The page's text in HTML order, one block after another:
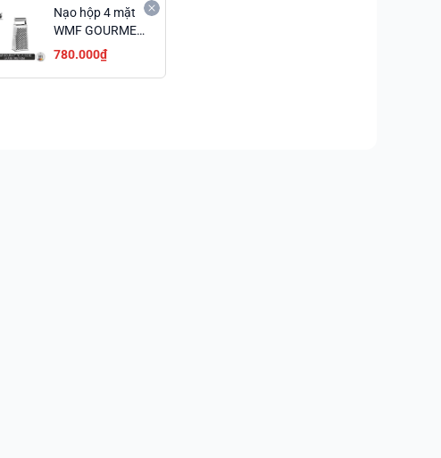
Nạo hộp 4 mặt
WMF GOURMET
9x24CM
0644416030
780.000₫